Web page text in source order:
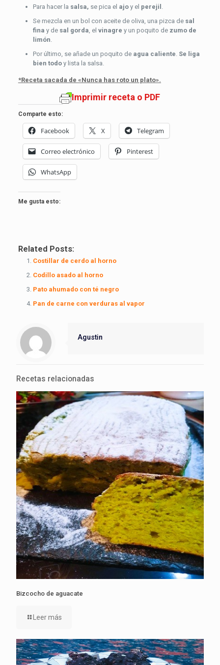
Para hacer la salsa, se pica el ajo y el perejil .
Se mezcla en un bol con aceite de oliva, una pizca de sal
fina y desal gorda, el vinagre y un poquito de zumo de
limón.
Por último, se añade un poquito de agua caliente.Se liga
bien todoy lista la salsa.
*Receta sacada de «Nunca has roto un plato».
Imprimir receta o PDF
Comparte esto:
Facebook X Telegram
Correo electrónico Pinterest
WhatsApp
Me gusta esto:
Related Posts:
Costillar de cerdo al horno
Codillo asado al horno
Pato ahumado con té negro
Pan de carne con verduras al vapor
Agustin
Recetas relacionadas
Bizcocho de aguacate
Leer más